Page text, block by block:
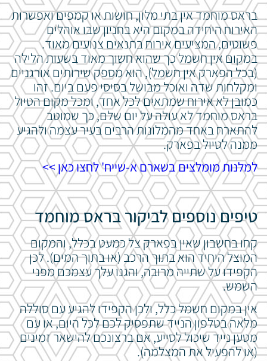
בראס מוחמד אין בתי מלון, חושות או קמפים ואפשרות
האירוח היחידה במקום היא בחניון שבו אוהלים
פשוטים, המציעים אירוח בתנאים צנועים מאוד.
במקום אין חשמל כך שהוא חשוך מאוד בשעות הלילה
(בכל הפארק אין חשמל), הוא מספק שירותים אורגניים
ומקלחות שדה ואוכל מבושל בסיסי פעם ביום. זהו
כמובן לא אירוח שמתאים לכל אחד, ומכל מקום הטיול
בראס מוחמד לא עולה על יום שלם, כך שמוטב
להתארח באחד מהמלונות הרבים בעיר עצמה ולהגיע
ממנה לטיול בפארק.
למלנות מומלצים בשארם א-שייח' לחצו כאן >>
טיפים נוספים לביקור בראס מוחמד
קחו בחשבון שאין בפארק צל כמעט בכלל, והמקום
המוצל היחיד הוא בתוך הרכב (או בתוך המים). לכן
הקפידו על שתייה מרובה, והגנו עלך עצמכם מפני
השמש.
אין במקום חשמל כלל, ולכן הקפידו להגיע עם סוללה
מלאה בטלפון הנייד שתפסיק לכם לכל היום, או עם
מטען נייד שיכול לסייע, אם ברצונכם להישאר זמינים
(או להפעיל את המצלמה).